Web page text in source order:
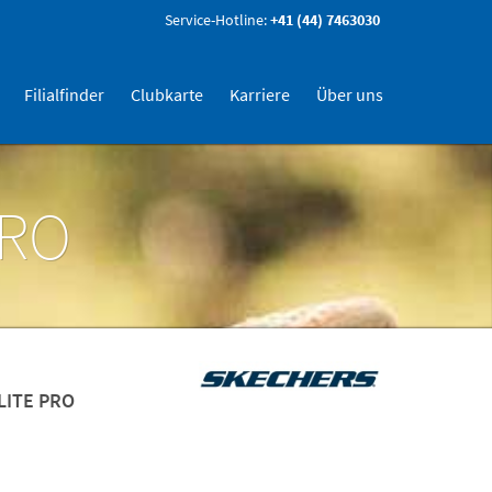
Service-Hotline:+41 (44) 7463030
Filialfinder Clubkarte Karriere Über uns
PRO